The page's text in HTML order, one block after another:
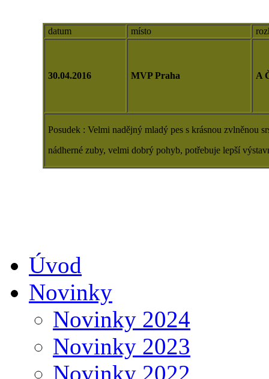
datum místo
30.04.2016 MVP Praha A
Posudek : Velmi nadějný mladý pes s krásnou zvlněnou
nádherné zuby, velmi dobrý pohyb, potřebuje lepší
Úvod
Novinky
Novinky 2024
Novinky 2023
Novinky 2022